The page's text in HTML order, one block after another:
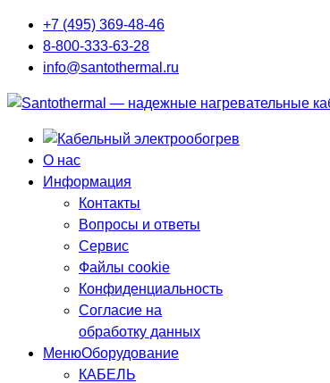
+7 (495) 369-48-46
8-800-333-63-28
info@santothermal.ru
О нас
Информация
Контакты
Вопросы и ответы
Сервис
Файлы cookie
Конфиденциальность
Согласие на
обработку данных
МенюОборудование
КАБЕЛЬ